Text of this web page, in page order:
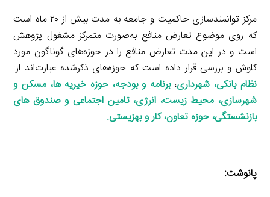
مرکز توانمندسازی حاکمیت و جامعه به مدت بیش از ۲۰ ماه است
که روی موضوع تعارض منافع به‌صورت متمرکز مشغول پژوهش
است و در این مدت تعارض منافع را در حوزه‌های گوناگون مورد
کاوش و بررسی قرار داده است که حوزه‌های ذکرشده عبارت‌اند از:
نظام بانکی، شهرداری،برنامه و بودجه،حوزه خیریه ها، مسکن و
شهرسازی، محیط زیست، انرژی،تامین اجتماعی وصندوق های
بازنشستگی، حوزه تعاون، کار و بهزیستی.
پانوشت: